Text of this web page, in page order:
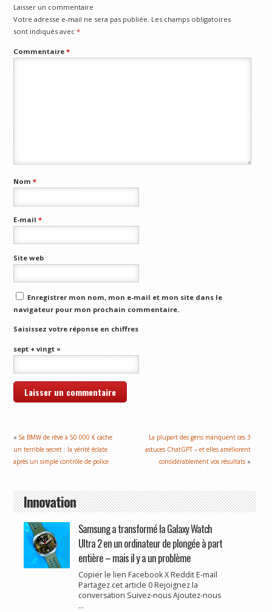
Laisser un commentaire
Votre adresse e-mail ne sera pas publiée. Les champs obligatoires
sont indiqués avec*
Commentaire*
Nom*
E-mail*
Site web
Enregistrer mon nom, mon e-mail et mon site dans le
navigateur pour mon prochain commentaire.
Saisissez votre réponse en chiffres
sept + vingt =
«Sa BMW de rêve à 50 000 € cache
un terrible secret : la vérité éclate
après un simple contrôle de police
La plupart des gens manquent ces 3
astuces ChatGPT – et elles améliorent
considérablement vos résultats »
Innovation
Samsung a transformé la Galaxy Watch
Ultra 2 en un ordinateur de plongée à part
entière – mais il y a un problème
Copier le lien Facebook X Reddit E-mail
Partagez cet article 0 Rejoignez la
conversation Suivez-nous Ajoutez-nous
...